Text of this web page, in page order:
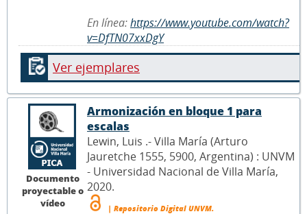
En línea:https://www.youtube.com/watch?
v=DfTN07xxDgY
Ver ejemplares
Documento
proyectable o
vídeo
Armonización en bloque 1 para
escalas
Lewin, Luis .- Villa María (Arturo
Jauretche 1555, 5900, Argentina) : UNVM
- Universidad Nacional de Villa María,
2020.
| Repositorio Digital UNVM.